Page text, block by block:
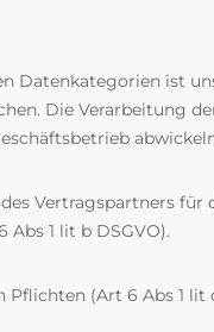
Datenkategorien ist
Die Verarbeitung
Vertragspartners für
1 lit b DSGVO).
(Art 6 Abs 1